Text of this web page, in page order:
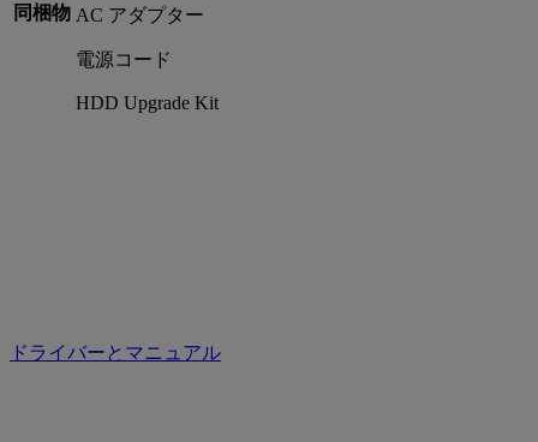
同梱物 AC アダプター
電源コード
HDD Upgrade Kit
ドライバーとマニュアル